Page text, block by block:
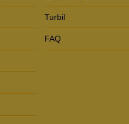
Turbil
FAQ